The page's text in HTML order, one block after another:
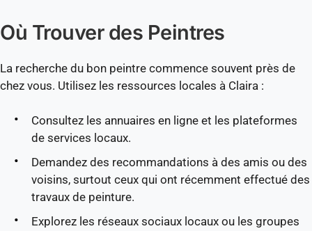
Où Trouver des Peintres
La recherche du bon peintre commence souvent près de
chez vous. Utilisez les ressources locales à Claira :
Consultez les annuaires en ligne et les plateformes
de services locaux.
Demandez des recommandations à des amis ou des
voisins, surtout ceux qui ont récemment effectué des
travaux de peinture.
Explorez les réseaux sociaux locaux ou les groupes